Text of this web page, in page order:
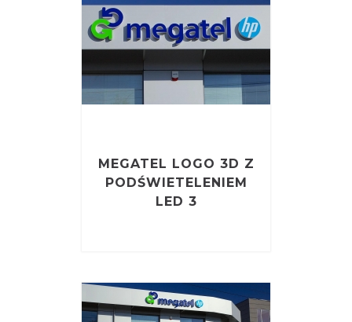
MEGATEL LOGO 3D Z
PODŚWIETELENIEM
LED 3